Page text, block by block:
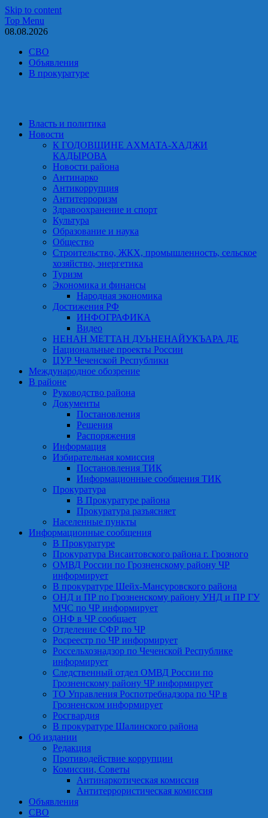
Skip to content
Top Menu
08.08.2026
СВО
Объявления
В прокуратуре
Власть и политика
Новости
К ГОДОВЩИНЕ АХМАТА-ХАДЖИ
КАДЫРОВА
Новости района
Антинарко
Антикоррупция
Антитерроризм
Здравоохранение и спорт
Культура
Образование и наука
Общество
Строительство, ЖКХ, промышленность, сельское
хозяйство, энергетика
Туризм
Экономика и финансы
Народная экономика
Достижения РФ
ИНФОГРАФИКА
Видео
НЕНАН МЕТТАН ДУЬНЕНАЙУКЪАРА ДЕ
Национальные проекты России
ЦУР Чеченской Республики
Международное обозрение
В районе
Руководство района
Документы
Постановления
Решения
Распоряжения
Информация
Избирательная комиссия
Постановления ТИК
Информационные сообщения ТИК
Прокуратура
В Прокуратуре района
Прокуратура разъясняет
Населенные пункты
Информационные сообщения
В Прокуратуре
Прокуратура Висаитовского района г. Грозного
ОМВД России по Грозненскому району ЧР
информирует
В прокуратуре Шейх-Мансуровского района
ОНД и ПР по Грозненскому району УНД и ПР ГУ
МЧС по ЧР информирует
ОНФ в ЧР сообщает
Отделение СФР по ЧР
Росреестр по ЧР информирует
Россельхознадзор по Чеченской Республике
информирует
Следственный отдел ОМВД России по
Грозненскому району ЧР информирует
ТО Управления Роспотребнадзора по ЧР в
Грозненском информирует
Росгвардия
В прокуратуре Шалинского района
Об издании
Редакция
Противодействие коррупции
Комиссии, Советы
Антинаркотическая комиссия
Антитеррористическая комиссия
Объявления
СВО